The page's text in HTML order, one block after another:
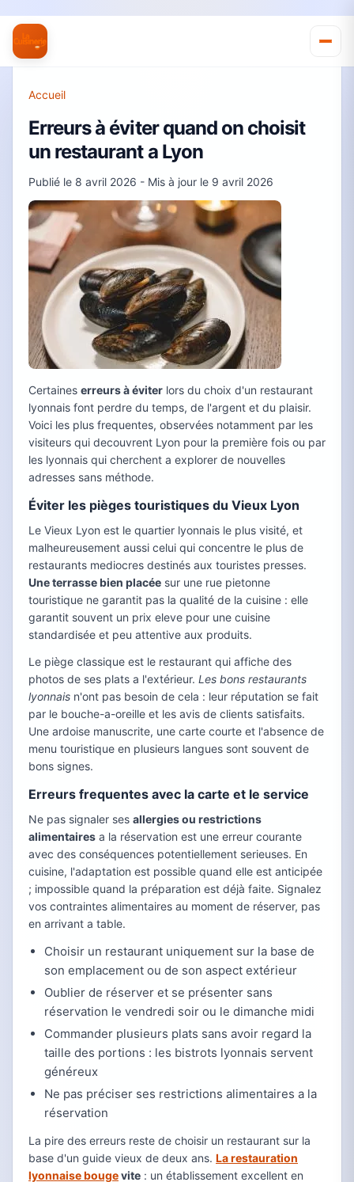
Accueil
Erreurs à éviter quand on choisit
un restaurant a Lyon
Publié le 8 avril 2026 - Mis à jour le 9 avril 2026
Certaines erreurs à éviter lors du choix d'un restaurant
lyonnais font perdre du temps, de l'argent et du plaisir.
Voici les plus frequentes, observées notamment par les
visiteurs qui decouvrent Lyon pour la première fois ou par
les lyonnais qui cherchent a explorer de nouvelles
adresses sans méthode.
Éviter les pièges touristiques du Vieux Lyon
Le Vieux Lyon est le quartier lyonnais le plus visité, et
malheureusement aussi celui qui concentre le plus de
restaurants mediocres destinés aux touristes presses.
Une terrasse bien placée sur une rue pietonne
touristique ne garantit pas la qualité de la cuisine : elle
garantit souvent un prix eleve pour une cuisine
standardisée et peu attentive aux produits.
Le piège classique est le restaurant qui affiche des
photos de ses plats a l'extérieur. Les bons restaurants
lyonnais n'ont pas besoin de cela : leur réputation se fait
par le bouche-a-oreille et les avis de clients satisfaits.
Une ardoise manuscrite, une carte courte et l'absence de
menu touristique en plusieurs langues sont souvent de
bons signes.
Erreurs frequentes avec la carte et le service
Ne pas signaler ses allergies ou restrictions
alimentaires a la réservation est une erreur courante
avec des conséquences potentiellement serieuses. En
cuisine, l'adaptation est possible quand elle est anticipée
; impossible quand la préparation est déjà faite. Signalez
vos contraintes alimentaires au moment de réserver, pas
en arrivant a table.
Choisir un restaurant uniquement sur la base de
son emplacement ou de son aspect extérieur
Oublier de réserver et se présenter sans
réservation le vendredi soir ou le dimanche midi
Commander plusieurs plats sans avoir regard la
taille des portions : les bistrots lyonnais servent
généreux
Ne pas préciser ses restrictions alimentaires a la
réservation
La pire des erreurs reste de choisir un restaurant sur la
base d'un guide vieux de deux ans. La restauration
lyonnaise bougevite : un établissement excellent en